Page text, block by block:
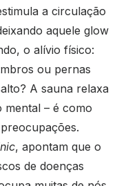
a circulação
aquele glow
o alívio físico:
ou pernas
A sauna relaxa
mental – é como
, apontam que o
de doenças